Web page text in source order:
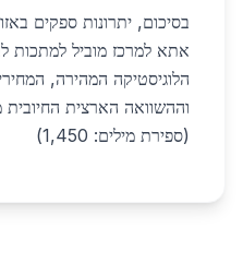
בסיכום, יתרונות ספקים
אתא למרכז מוביל למתכות
הלוגיסטיקה המהירה,
וההשוואה הארצית
(ספירת מילים: 1,450)